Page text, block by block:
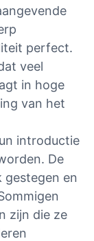
perfect.
veel
​​in hoge
van het
introductie
De
gestegen en
zijn die ze